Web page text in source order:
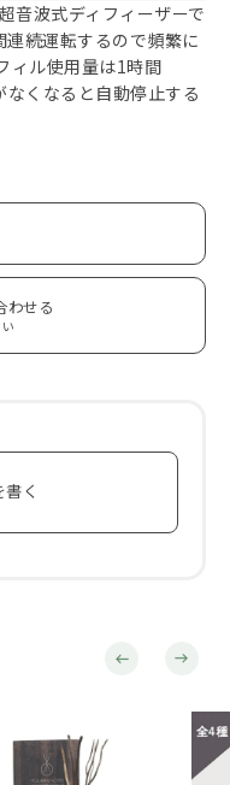
音波式ディフィーザーで
続運転するので頻繁に
ィル使用量は1時間
くなると自動停止する
わせる
く